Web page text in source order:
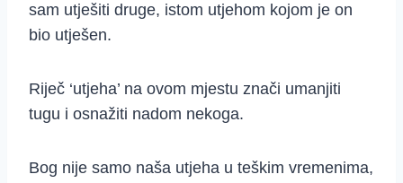
sam utješiti druge, istom utjehom kojom je on
bio utješen.
Riječ ‘utjeha’ na ovom mjestu znači umanjiti
tugu i osnažiti nadom nekoga.
Bog nije samo naša utjeha u teškim vremenima,